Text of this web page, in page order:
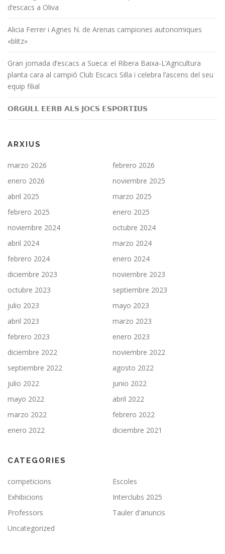
d’escacs a Oliva
Alicia Ferrer i Agnes N. de Arenas campiones autonomiques
«blitz»
Gran jornada d’escacs a Sueca: el Ribera Baixa-L’Agricultura
planta cara al campió Club Escacs Silla i celebra l’ascens del seu
equip filial
𝗢𝗥𝗚𝗨𝗟𝗟 𝗘𝗘𝗥𝗕 𝗔𝗟𝗦 𝗝𝗢𝗖𝗦 𝗘𝗦𝗣𝗢𝗥𝗧𝗜𝗨𝗦
ARXIUS
marzo 2026
febrero 2026
enero 2026
noviembre 2025
abril 2025
marzo 2025
febrero 2025
enero 2025
noviembre 2024
octubre 2024
abril 2024
marzo 2024
febrero 2024
enero 2024
diciembre 2023
noviembre 2023
octubre 2023
septiembre 2023
julio 2023
mayo 2023
abril 2023
marzo 2023
febrero 2023
enero 2023
diciembre 2022
noviembre 2022
septiembre 2022
agosto 2022
julio 2022
junio 2022
mayo 2022
abril 2022
marzo 2022
febrero 2022
enero 2022
diciembre 2021
CATEGORIES
competicions
Escoles
Exhibicions
Interclubs 2025
Professors
Tauler d'anuncis
Uncategorized